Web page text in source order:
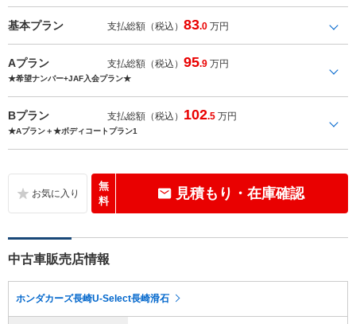
基本プラン 支払総額（税込）83.0 万円
Aプラン 支払総額（税込）95.9 万円
★希望ナンバー+JAF入会プラン★
Bプラン 支払総額（税込） 102.5 万円
★Aプラン＋★ボディコートプラン1
無
料
見積もり・在庫確認
中古車販売店情報
ホンダカーズ長崎U-Select長崎滑石